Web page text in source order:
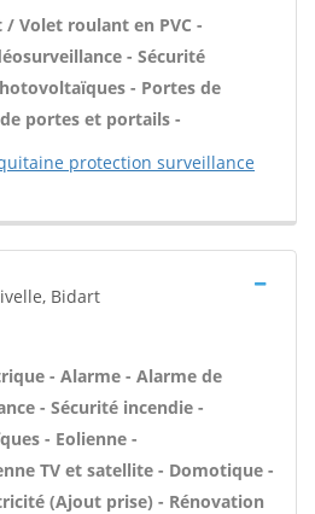
Volet roulant en PVC -
- Sécurité
- Portes de
portes et portails -
protection surveillance
Bidart
- Alarme - Alarme de
- Sécurité incendie -
- Eolienne -
TV et satellite - Domotique -
(Ajout prise) - Rénovation